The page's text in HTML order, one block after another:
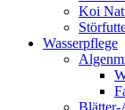
Koi
Wasserpflege
Blätter-